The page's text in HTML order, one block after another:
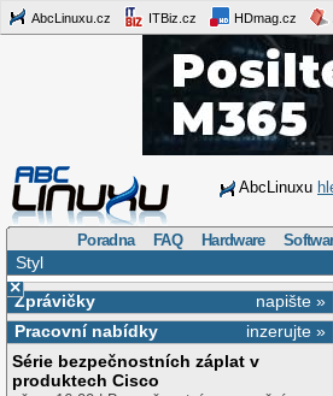
AbcLinuxu.cz ITBiz.cz HDmag.cz
AbcLinuxu
Poradna FAQ Hardware
Styl
×
napište »
Zprávičky
inzerujte »
Pracovní nabídky
Série bezpečnostních záplat v
produktech Cisco